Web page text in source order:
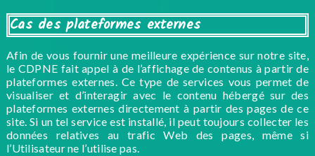
Cas des plateformes externes
Afin de vous fournir une meilleure expérience sur notre site,
le CDPNE fait appel à de l’affichage de contenus à partir de
plateformes externes. Ce type de services vous permet de
visualiser et d’interagir avec le contenu hébergé sur des
plateformes externes directement à partir des pages de ce
site. Si un tel service est installé, il peut toujours collecter les
données relatives au trafic Web des pages, même si
l’Utilisateur ne l’utilise pas.